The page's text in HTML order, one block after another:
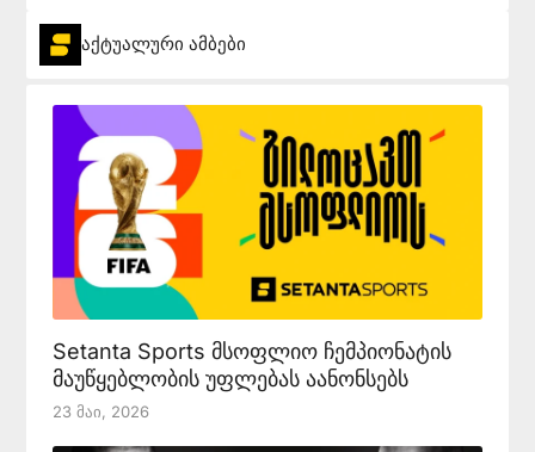
აქტუალური ამბები
Setanta Sports მსოფლიო ჩემპიონატის
მაუწყებლობის უფლებას აანონსებს
23 Მაი, 2026